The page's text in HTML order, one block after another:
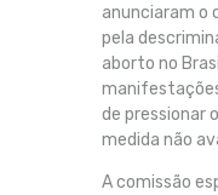
anunciaram o
pela
aborto no
de pressionar
medida não
A comissão